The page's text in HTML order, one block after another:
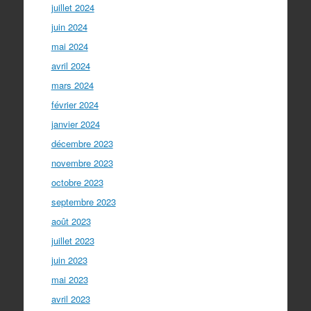
juillet 2024
juin 2024
mai 2024
avril 2024
mars 2024
février 2024
janvier 2024
décembre 2023
novembre 2023
octobre 2023
septembre 2023
août 2023
juillet 2023
juin 2023
mai 2023
avril 2023